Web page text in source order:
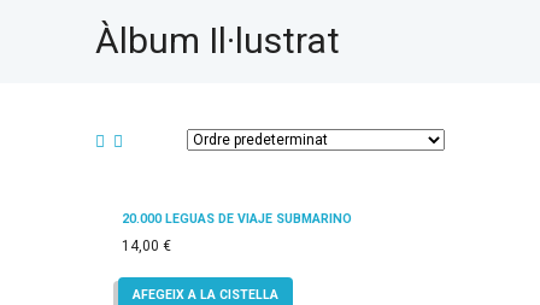
Àlbum Il·lustrat
20.000 LEGUAS DE VIAJE SUBMARINO
14,00 €
AFEGEIX A LA CISTELLA